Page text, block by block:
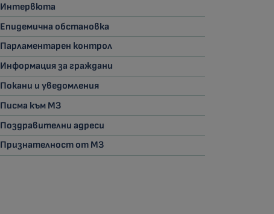
Интервюта
Епидемична обстановка
Парламентарен контрол
Информация за граждани
Покани и уведомления
Писма към МЗ
Поздравителни адреси
Признателност от МЗ